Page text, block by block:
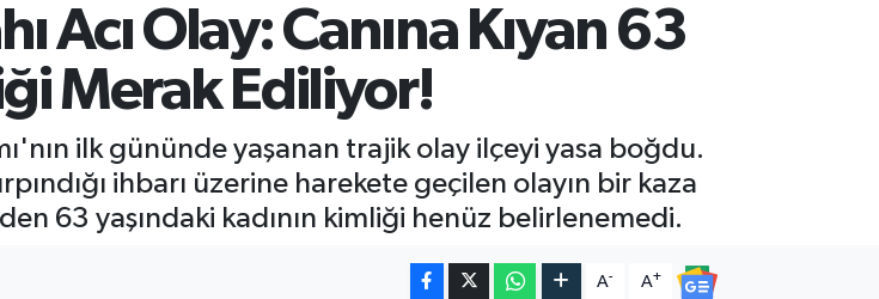
Acı Olay: Canına Kıyan 63
Merak Ediliyor!
ilk gününde yaşanan trajik olay ilçeyi yasa boğdu.
ihbarı üzerine harekete geçilen olayın bir kaza
63 yaşındaki kadının kimliği henüz belirlenemedi.
A- A+